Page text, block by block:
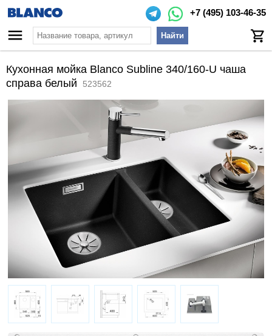
+7 (495) 103-46-35
Найти
Кухонная мойка Blanco Subline 340/160-U чаша
справа белый
523562